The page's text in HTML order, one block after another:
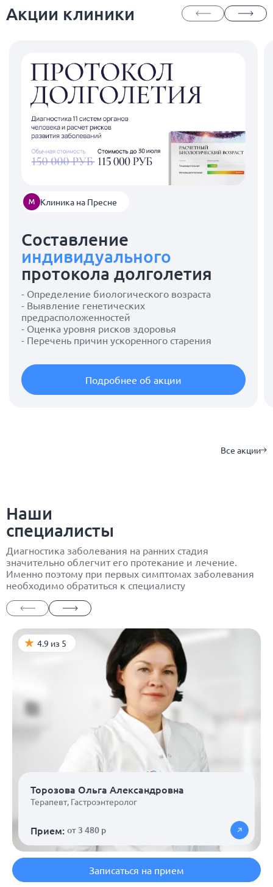
Акции клиники
Клиника на Пресне
Составление
индивидуального
протокола долголетия
- Определение биологического возраста
- Выявление генетических
предрасположенностей
- Оценка уровня рисков здоровья
- Перечень причин ускоренного старения
Подробнее об акции
Все акции
Наши
специалисты
Диагностика заболевания на ранних стадия
значительно облегчит его протекание и лечение.
Именно поэтому при первых симптомах заболевания
необходимо обратиться к специалисту
4.9 из 5
Торозова Ольга Александровна
Терапевт, Гастроэнтеролог
Прием: от 3 480 р
Записаться на прием